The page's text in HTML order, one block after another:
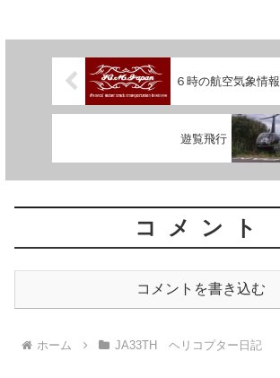
６時の航空気象情報
遊覧飛行
コメント
コメントを書き込む
ホーム JA33TH ヘリコプター日記